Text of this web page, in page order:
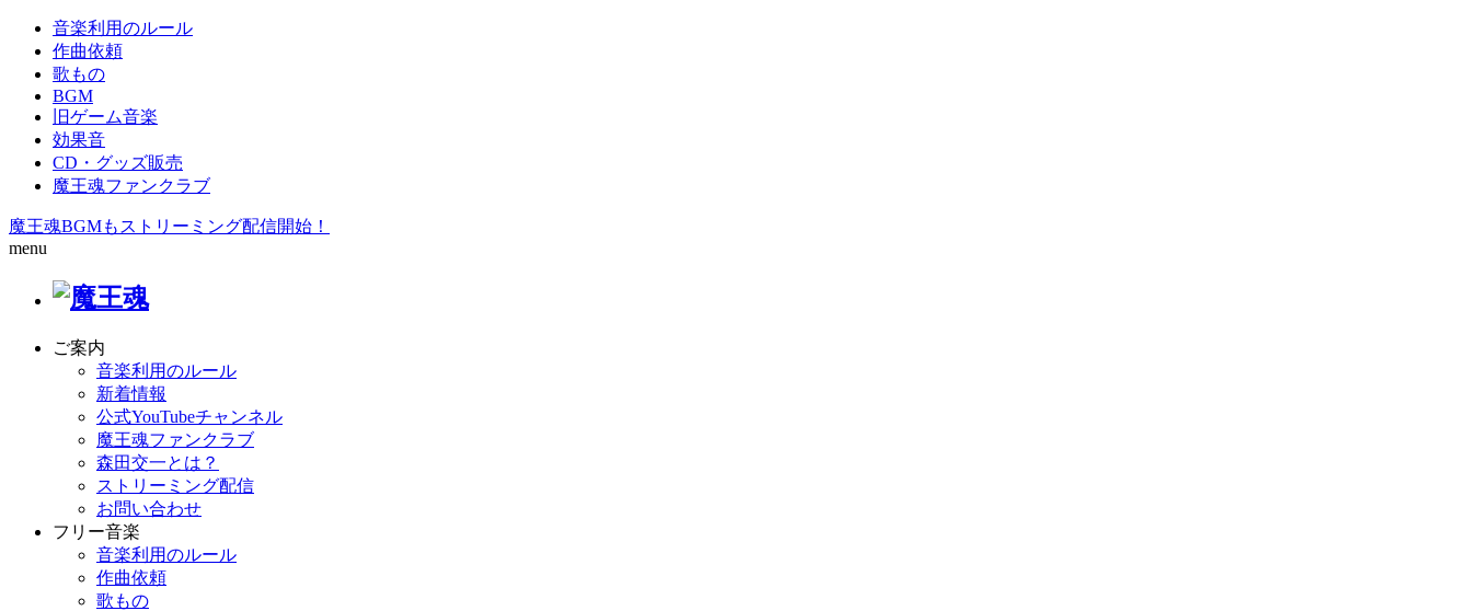
音楽利用のルール
作曲依頼
歌もの
BGM
旧ゲーム音楽
効果音
CD・グッズ販売
魔王魂ファンクラブ
魔王魂BGMもストリーミング配信開始！
menu
ご案内
音楽利用のルール
新着情報
公式YouTubeチャンネル
魔王魂ファンクラブ
森田交一とは？
ストリーミング配信
お問い合わせ
フリー音楽
音楽利用のルール
作曲依頼
歌もの